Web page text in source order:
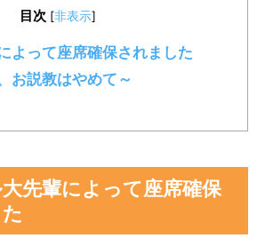
目次 [非表示]
よって座席確保されました
お説教はやめて～
先輩によって座席確保